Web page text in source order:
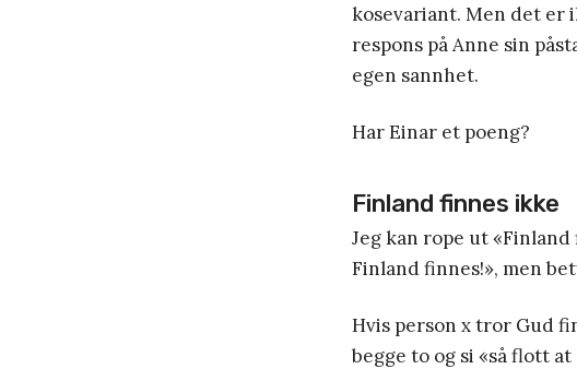
kosevariant. Men det er
respons på Anne sin
egen sannhet.
Har Einar et poeng?
Finland finnes ikke
Jeg kan rope ut
Finland finnes!», men
Hvis person x tror Gud
begge to og si «så flott